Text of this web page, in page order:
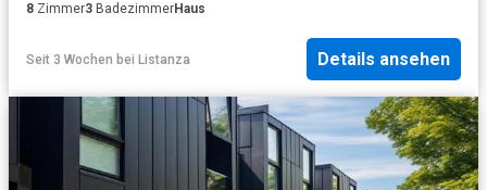
8 Zimmer3 BadezimmerHaus
Seit 3 Wochen bei Listanza Details ansehen